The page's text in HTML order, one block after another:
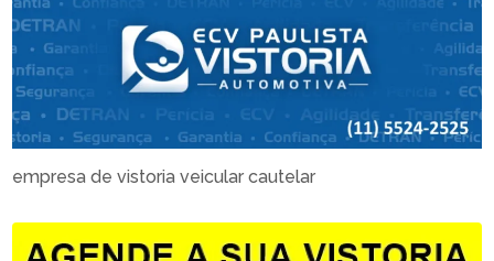
empresa de vistoria veicular cautelar